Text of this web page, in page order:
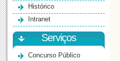
Histórico
Intranet
Serviços
Concurso Público